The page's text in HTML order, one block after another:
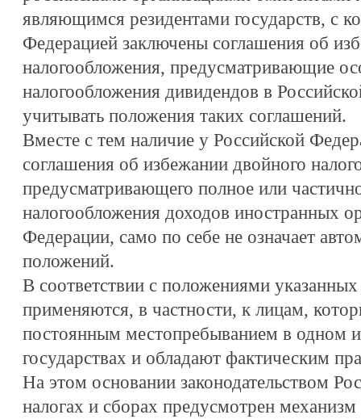
являющимся резидентами государств, с
Федерацией заключены соглашения об
налогообложения, предусматривающие
налогообложения дивидендов в
учитывать положения таких соглашений.
Вместе с тем наличие у Российской
соглашения об избежании двойного
предусматривающего полное или
налогообложения доходов иностранных
Федерации, само по себе не означает
положений.
В соответствии с положениями
применяются, в частности, к лицам,
постоянным местопребыванием в одном
государствах и обладают фактическим
На этом основании законодательством
налогах и сборах предусмотрен